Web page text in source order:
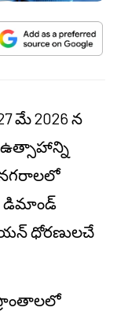
మే 2026 న
ఉత్సాహాన్ని
నగరాలలో
డిమాండ్
ధోరణులచే